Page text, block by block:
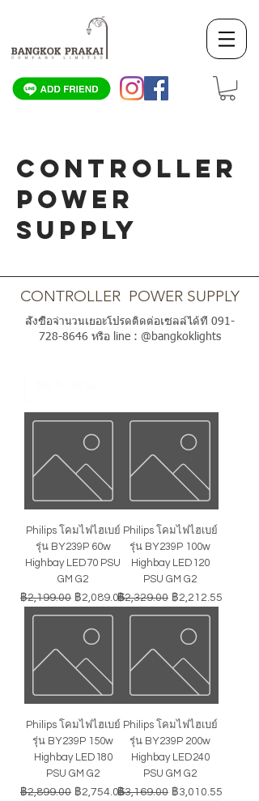
CONTROLLER
POWER
SUPPLY
CONTROLLER POWER SUPPLY
สั่งซื้อจำนวนเยอะโปรดติดต่อเซลล์ได้ที่ 091-
728-8646หรือ line : @bangkoklights
Philips โคมไฟไฮเบย์
รุ่น BY239P 60w
Highbay LED70 PSU
GM G2
ราคาปกติ
฿2,199.00 ราคาขายลด
฿2,089.05
Philips โคมไฟไฮเบย์
รุ่น BY239P 100w
Highbay LED120
PSU GM G2
ราคาปกติ
฿2,329.00 ราคาขายลด
฿2,212.55
Philips โคมไฟไฮเบย์
รุ่น BY239P 150w
Highbay LED180
PSU GM G2
ราคาปกติ
฿2,899.00 ราคาขายลด
฿2,754.05
Philips โคมไฟไฮเบย์
รุ่น BY239P 200w
Highbay LED240
PSU GM G2
ราคาปกติ
฿3,169.00 ราคาขายลด
฿3,010.55